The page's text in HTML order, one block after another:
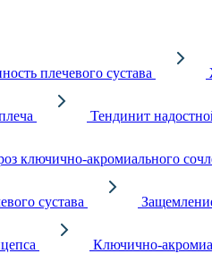
плечевого сустава
Тендинит
ключично-акромиального
сустава
Ключично-